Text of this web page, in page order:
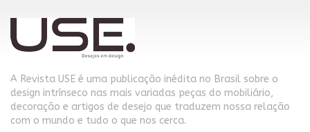
A Revista USE é uma publicação inédita no Brasil sobre o
design intrínseco nas mais variadas peças do mobiliário,
decoração e artigos de desejo que traduzem nossa relação
com o mundo e tudo o que nos cerca.